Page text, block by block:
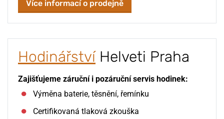
Více informací o prodejně
HodinářstvíHelveti Praha
Zajišťujeme záruční i pozáruční servis hodinek:
Výměna baterie, těsnění, řemínku
Certifikovaná tlaková zkouška